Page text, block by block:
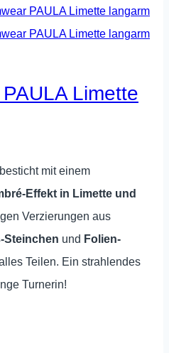
Limette
besticht mit einem
Effekt in Limette und
Verzierungen aus
Steinchen und Folien-
Teilen. Ein strahlendes
Turnerin!